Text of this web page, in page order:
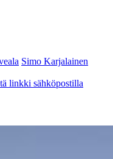
Simo Karjalainen
linkki sähköpostilla